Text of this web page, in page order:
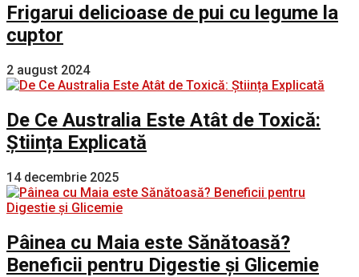
Frigarui delicioase de pui cu legume la
cuptor
2 august 2024
De Ce Australia Este Atât de Toxică:
Știința Explicată
14 decembrie 2025
Pâinea cu Maia este Sănătoasă?
Beneficii pentru Digestie și Glicemie